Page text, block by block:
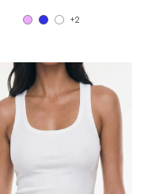
+2